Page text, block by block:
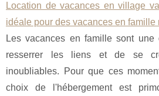
Location de vacances en village
idéale pour des vacances en famille
Les vacances en famille sont une
resserrer les liens et de se
inoubliables. Pour que ces
choix de l'hébergement est